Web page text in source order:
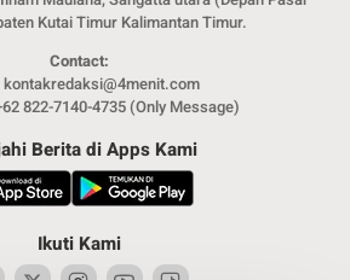
Kutai Timur Kalimantan Timur.
Contact:
kontakredaksi@4menit.com
822-7140-4735 (Only Message)
Berita di Apps Kami
Ikuti Kami